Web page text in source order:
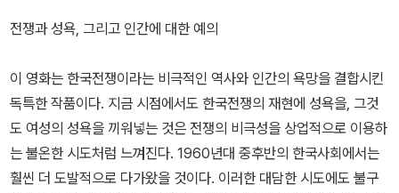
전쟁과 성욕, 그리고 인간에 대한 예의
이 영화는 한국전쟁이라는 비극적인 역사와 인간의 욕망을 결합시킨
독특한 작품이다. 지금 시점에서도 한국전쟁의 재현에 성욕을, 그것
도 여성의 성욕을 끼워넣는 것은 전쟁의 비극성을 상업적으로 이용하
는 불온한 시도처럼 느껴진다. 1960년대 중후반의 한국사회에서는
훨씬 더 도발적으로 다가왔을 것이다. 이러한 대담한 시도에도 불구